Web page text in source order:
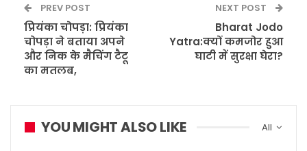
PREV POST
प्रियंका चोपड़ा: प्रियंका
चोपड़ा ने बताया अपने
और निक के मैचिंग टैटू
का मतलब,
NEXT POST
Bharat Jodo
Yatra:क्यों कमजोर हुआ
घाटी में सुरक्षा घेरा?
All
YOU MIGHT ALSO LIKE